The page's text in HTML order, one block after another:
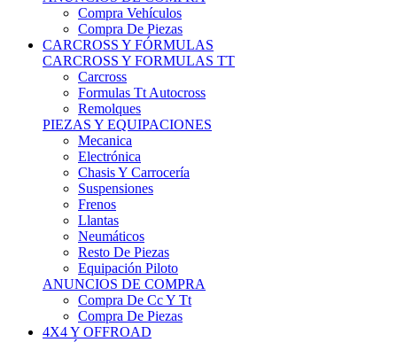
Compra Vehículos
Compra De Piezas
CARCROSS Y FÓRMULAS
CARCROSS Y FORMULAS TT
Carcross
Formulas Tt Autocross
Remolques
PIEZAS Y EQUIPACIONES
Mecanica
Electrónica
Chasis Y Carrocería
Suspensiones
Frenos
Llantas
Neumáticos
Resto De Piezas
Equipación Piloto
ANUNCIOS DE COMPRA
Compra De Cc Y Tt
Compra De Piezas
4X4 Y OFFROAD